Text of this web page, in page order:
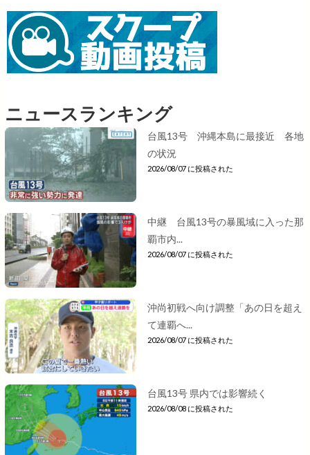
ニュースランキング
台風13号 沖縄本島に最接近 各地
の状況
2026/08/07 に投稿された
中継 台風13号の暴風域に入った那
覇市内...
2026/08/07 に投稿された
沖尚初戦へ向け調整「あの日を超え
て連覇へ...
2026/08/07 に投稿された
台風13号 県内では影響続く
2026/08/08 に投稿された